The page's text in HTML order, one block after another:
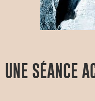
UNE SÉANCE